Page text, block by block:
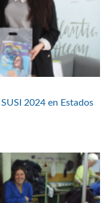
2024 en Estados